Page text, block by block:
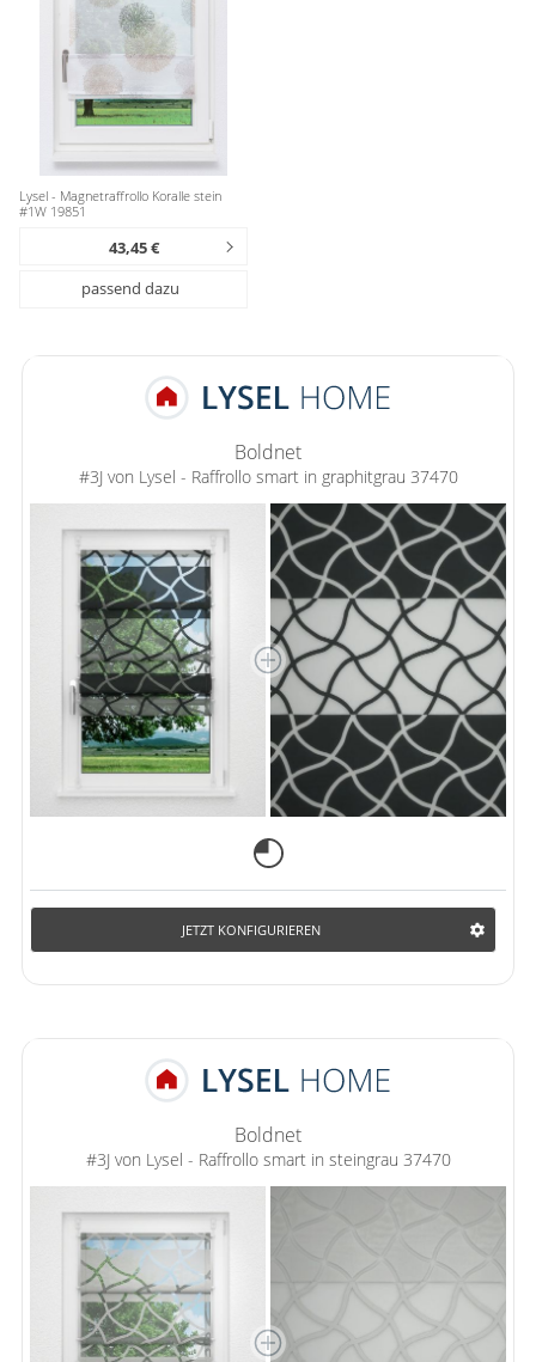
Gardinenstange
Stoffe
Panneaux
Lysel - Magnetraffrollo Koralle stein
#1W 19851
43,45 €
passend dazu
Boldnet
#3J von Lysel - Raffrollo smart in graphitgrau 37470
JETZT KONFIGURIEREN
Boldnet
#3J von Lysel - Raffrollo smart in steingrau 37470